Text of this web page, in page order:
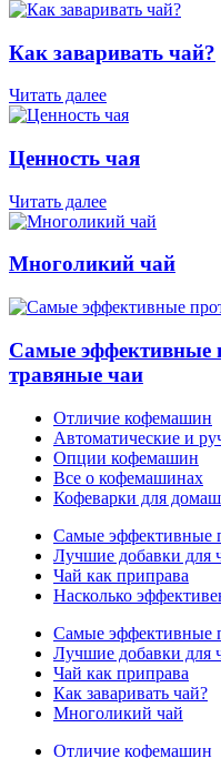
Как заваривать чай?
Читать далее
Ценность чая
Читать далее
Многоликий чай
Самые эффективные
травяные чаи
Отличие кофемашин
Автоматические и
Опции кофемашин
Все о кофемашинах
Кофеварки для
Самые эффективные
Лучшие добавки для
Чай как приправа
Насколько
Самые эффективные
Лучшие добавки для
Чай как приправа
Как заваривать чай?
Многоликий чай
Отличие кофемашин